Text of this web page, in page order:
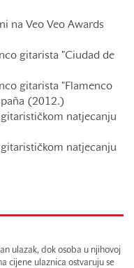
na Veo Veo Awards
gitarista "Ciudad de
gitarista "Flamenco
(2012.)
natjecanju
natjecanju
ulazak, dok osoba u njihovoj
cijene ulaznica ostvaruju se